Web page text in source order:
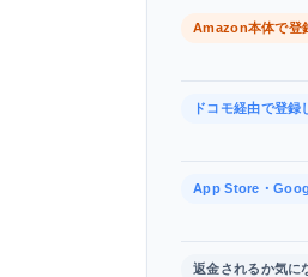
Amazon本体で登
ドコモ経由で登録
App Store・
返金されるか気に